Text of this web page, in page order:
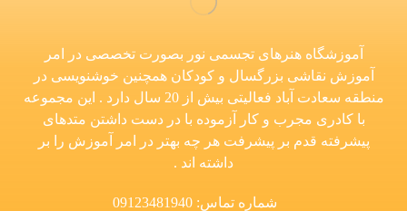
آموزشگاه هنرهای تجسمی نور بصورت تخصصی در امر
آموزش نقاشی بزرگسال و کودکان همچنین خوشنویسی در
منطقه سعادت آباد فعالیتی بیش از 20 سال دارد . این مجموعه
با کادری مجرب و کار آزموده با در دست داشتن متدهای
پیشرفته قدم بر پیشرفت هر چه بهتر در امر آموزش را بر
داشته اند .
شماره تماس: 09123481940